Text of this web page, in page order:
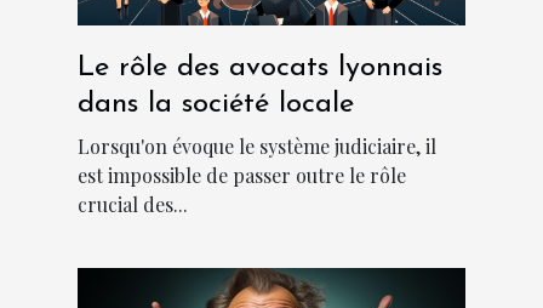
Le rôle des avocats lyonnais
dans la société locale
Lorsqu'on évoque le système judiciaire, il
est impossible de passer outre le rôle
crucial des...